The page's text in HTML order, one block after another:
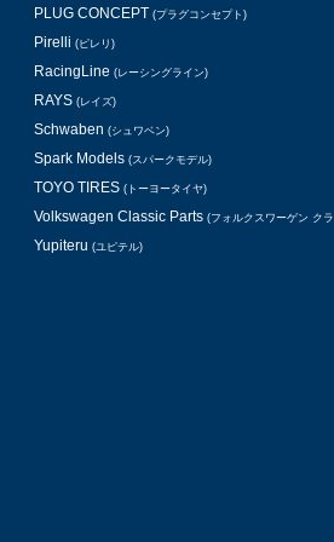
PLUG CONCEPT (プラグコンセプト)
Pirelli (ピレリ)
RacingLine (レーシングライン)
RAYS (レイズ)
Schwaben (シュワベン)
Spark Models (スパークモデル)
TOYO TIRES (トーヨータイヤ)
Volkswagen Classic Parts (フォルクスワーゲン ク
Yupiteru (ユピテル)